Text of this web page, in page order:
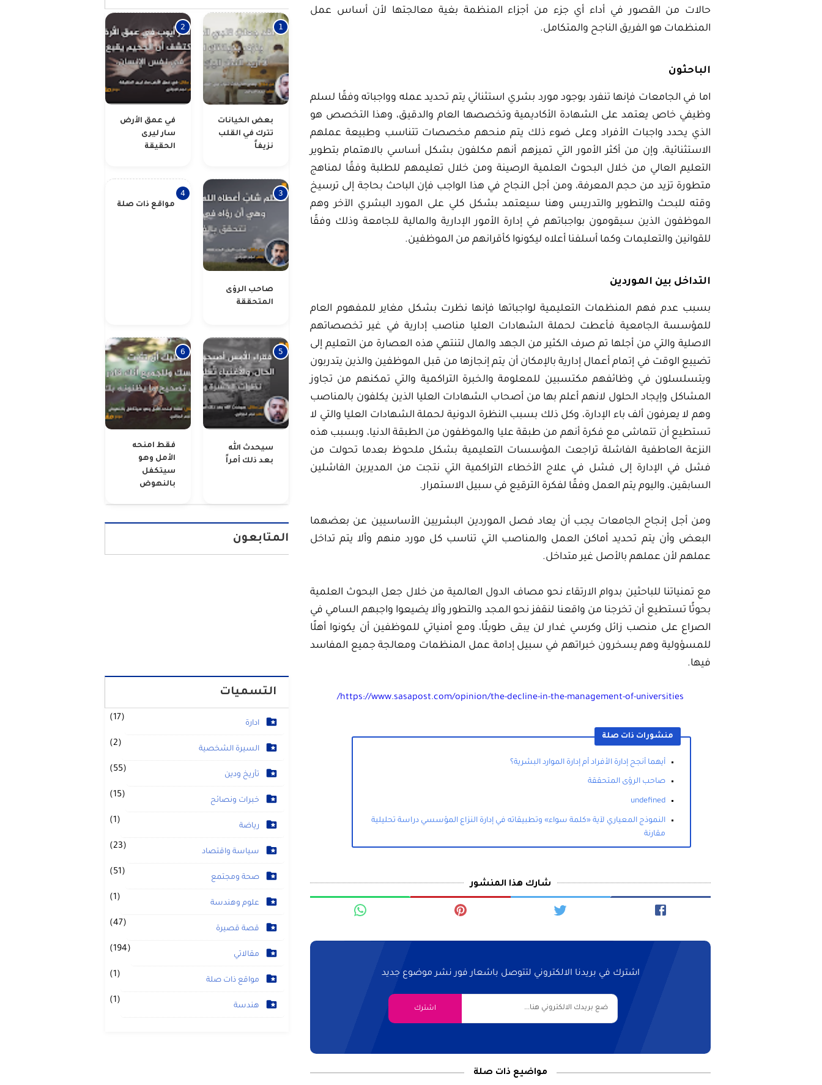
حالات من القصور في أداء أي جزء من أجزاء المنظمة بغية معالجتها لأن أساس عمل
المنظمات هو الفريق الناجح والمتكامل.
الباحثون
اما في الجامعات فإنها تنفرد بوجود مورد بشري استثنائي يتم تحديد عمله وواجباته وفقًا لسلم
وظيفي خاص يعتمد على الشهادة الأكاديمية وتخصصها العام والدقيق، وهذا التخصص هو
الذي يحدد واجبات الأفراد وعلى ضوء ذلك يتم منحهم مخصصات تتناسب وطبيعة عملهم
الاستثنائية، وإن من أكثر الأمور التي تميزهم أنهم مكلفون بشكل أساسي بالاهتمام بتطوير
التعليم العالي من خلال البحوث العلمية الرصينة ومن خلال تعليمهم للطلبة وفقًا لمناهج
متطورة تزيد من حجم المعرفة، ومن أجل النجاح في هذا الواجب فإن الباحث بحاجة إلى ترسيخ
وقته للبحث والتطوير والتدريس وهنا سيعتمد بشكل كلي على المورد البشري الآخر وهم
الموظفون الذين سيقومون بواجباتهم في إدارة الأمور الإدارية والمالية للجامعة وذلك وفقًا
للقوانين والتعليمات وكما أسلفنا أعلاه ليكونوا كأقرانهم من الموظفين.
التداخل بين الموردين
بسبب عدم فهم المنظمات التعليمية لواجباتها فإنها نظرت بشكل مغاير للمفهوم العام
للمؤسسة الجامعية فأعطت لحملة الشهادات العليا مناصب إدارية في غير تخصصاتهم
الاصلية والتي من أجلها تم صرف الكثير من الجهد والمال لتنتهي هذه العصارة من التعليم إلى
تضييع الوقت في إتمام أعمال إدارية بالإمكان أن يتم إنجازها من قبل الموظفين والذين يتدربون
ويتسلسلون في وظائفهم مكتسبين للمعلومة والخبرة التراكمية والتي تمكنهم من تجاوز
المشاكل وإيجاد الحلول لانهم أعلم بها من أصحاب الشهادات العليا الذين يكلفون بالمناصب
وهم لا يعرفون ألف باء الإدارة، وكل ذلك بسبب النظرة الدونية لحملة الشهادات العليا والتي لا
تستطيع أن تتماشى مع فكرة أنهم من طبقة عليا والموظفون من الطبقة الدنيا، وبسبب هذه
النزعة العاطفية الفاشلة تراجعت المؤسسات التعليمية بشكل ملحوظ بعدما تحولت من
فشل في الإدارة إلى فشل في علاج الأخطاء التراكمية التي نتجت من المديرين الفاشلين
السابقين، واليوم يتم العمل وفقًا لفكرة الترقيع في سبيل الاستمرار.
ومن أجل إنجاح الجامعات يجب أن يعاد فصل الموردين البشريين الأساسيين عن بعضهما
البعض وأن يتم تحديد أماكن العمل والمناصب التي تناسب كل مورد منهم وألا يتم تداخل
عملهم لأن عملهم بالأصل غير متداخل.
مع تمنياتنا للباحثين بدوام الارتقاء نحو مصاف الدول العالمية من خلال جعل البحوث العلمية
بحوثًا تستطيع أن تخرجنا من واقعنا لنقفز نحو المجد والتطور وألا يضيعوا واجبهم السامي في
الصراع على منصب زائل وكرسي غدار لن يبقى طويلًا، ومع أمنياتي للموظفين أن يكونوا أهلًا
للمسؤولية وهم يسخرون خبراتهم في سبيل إدامة عمل المنظمات ومعالجة جميع المفاسد
فيها.
https://www.sasapost.com/opinion/the-decline-in-the-management-of-universities/
منشورات ذات صلة
أيهما أنجح إدارة الأفراد أم إدارة الموارد البشرية؟
صاحب الرؤى المتحققة
undefined
النموذج المعياري لآية «كلمة سواء» وتطبيقاته في إدارة النزاع المؤسسي دراسة تحليلية
مقارنة
شارك هذا المنشور
اشترك في بريدنا الالكتروني لتتوصل باشعار فور نشر موضوع جديد
مواضيع ذات صلة
بعض الخيانات
تترك في القلب
نزيفاً
في عمق الأرض
سار ليرى
الحقيقة
صاحب الرؤى
المتحققة
مواقع ذات صلة
سيحدث الله
بعد ذلك أمراً
فقط امنحه
الأمل وهو
سيتكفل
بالنهوض
المتابعون
التسميات
ادارة
(17)
السيرة الشخصية
(2)
تأريخ ودين
(55)
خبرات ونصائح
(15)
رياضة
(1)
سياسة واقتصاد
(23)
صحة ومجتمع
(51)
علوم وهندسة
(1)
قصة قصيرة
(47)
مقالاتي
(194)
مواقع ذات صلة
(1)
هندسة
(1)